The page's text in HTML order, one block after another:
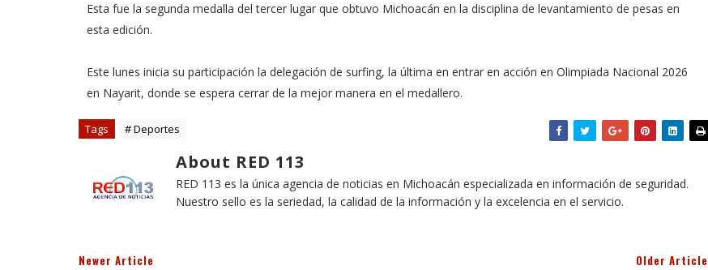
Esta fue la segunda medalla del tercer lugar que obtuvo Michoacán en la disciplina de levantamiento de pesas en
esta edición.
Este lunes inicia su participación la delegación de surfing, la última en entrar en acción en Olimpiada Nacional 2026
en Nayarit, donde se espera cerrar de la mejor manera en el medallero.
Tags # Deportes
About RED 113
RED 113 es la única agencia de noticias en Michoacán especializada en información de seguridad.
Nuestro sello es la seriedad, la calidad de la información y la excelencia en el servicio.
Newer Article Older Article